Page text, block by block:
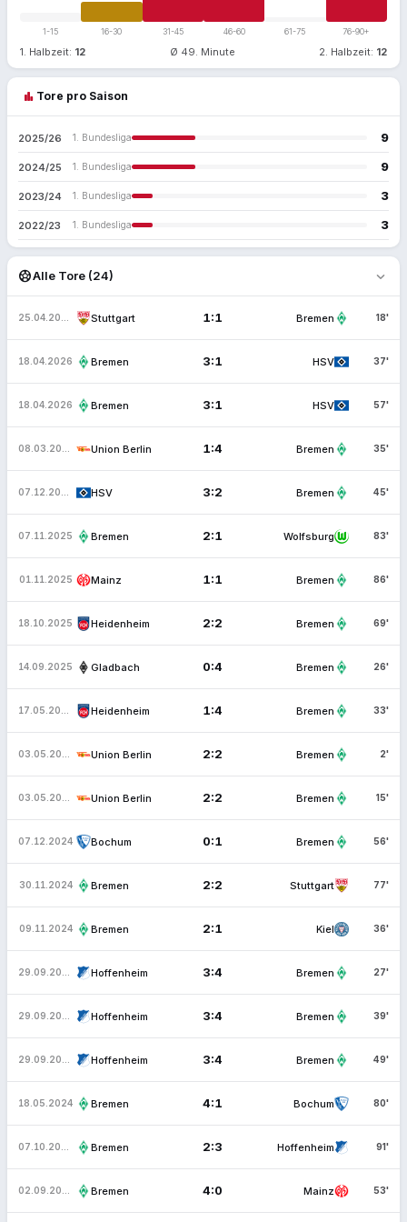
1-15 16-30 31-45 46-60 61-75 76-90+
1. Halbzeit: 12 Ø 49. Minute 2. Halbzeit: 12
bar_chart Tore pro Saison
2025/26 1. Bundesliga 9
2024/25 1. Bundesliga 9
2023/24 1. Bundesliga 3
2022/23 1. Bundesliga 3
sports_soccerAlle Tore (24) expand_more
Stuttgart 1:1 Bremen 18'
18.04.2026 Bremen 3:1 HSV 37'
18.04.2026 Bremen 3:1 HSV 57'
Union Berlin 1:4 Bremen 35'
HSV 3:2 Bremen 45'
07.11.2025 Bremen 2:1 Wolfsburg 83'
01.11.2025 Mainz 1:1 Bremen 86'
18.10.2025 Heidenheim 2:2 Bremen 69'
14.09.2025 Gladbach 0:4 Bremen 26'
Heidenheim 1:4 Bremen 33'
Union Berlin 2:2 Bremen 2'
Union Berlin 2:2 Bremen 15'
07.12.2024 Bochum 0:1 Bremen 56'
30.11.2024 Bremen 2:2 Stuttgart 77'
09.11.2024 Bremen 2:1 Kiel 36'
Hoffenheim 3:4 Bremen 27'
Hoffenheim 3:4 Bremen 39'
Hoffenheim 3:4 Bremen 49'
18.05.2024 Bremen 4:1 Bochum 80'
Bremen 2:3 Hoffenheim 91'
Bremen 4:0 Mainz 53'